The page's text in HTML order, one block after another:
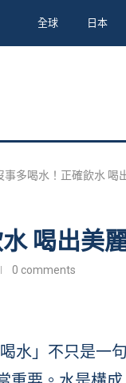
全球 日本
事多喝水！正確飲水 喝
喝出美
0 comments
水」不只是一